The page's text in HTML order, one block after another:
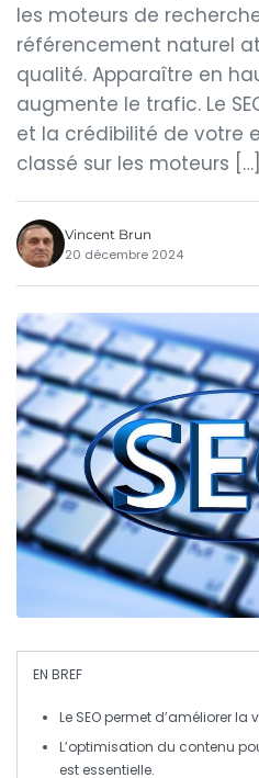
les moteurs de
référencement naturel
qualité. Apparaître en
augmente le trafic. Le
et la crédibilité de votre
classé sur les moteurs […]
Vincent Brun
20 décembre 2024
EN BREF
Le SEOpermet d’améliorerla
L’optimisation du contenu
est essentielle.